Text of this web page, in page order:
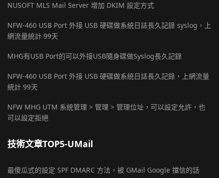
NUSOFT MLS Mail Server 增加 DKIM 設定方式
NFW-460 USB Port 外接 USB 硬碟做系統日誌長久記錄 syslog，上
網流量統計 99天
MHG有USB Port的可以外接USB隨身碟做Syslog長久記錄
NFW-460 USB Port 外接 USB 硬碟做系統日誌長久記錄，上網流量
統計 99天
NFW MHG UTM 系統管理 > 管理 > 管理位址，可以設定允許，也
可以設定拒絕
技術文章TOP5-UMail
最傻瓜式的設定 SPF DMARC 方法，被 GMail Google 擋信的話